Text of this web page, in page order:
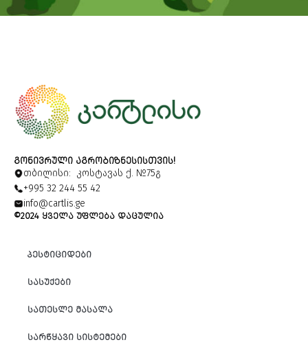
ᲒᲝᲜᲘᲕᲠᲣᲚᲘ ᲐᲒᲠᲝᲑᲘᲖᲜᲔᲡᲘᲡᲗᲕᲘᲡ!
თბილისი: კოსტავას ქ. №75გ
+995 32 244 55 42
info@cartlis.ge
©2024 ᲧᲕᲔᲚᲐ ᲣᲤᲚᲔᲑᲐ ᲓᲐᲪᲣᲚᲘᲐ
ᲞᲔᲡᲢᲘᲪᲘᲓᲔᲑᲘ
ᲡᲐᲡᲣᲥᲔᲑᲘ
ᲡᲐᲗᲔᲡᲚᲔ ᲛᲐᲡᲐᲚᲐ
ᲡᲐᲠᲬᲧᲐᲕᲘ ᲡᲘᲡᲢᲔᲛᲔᲑᲘ